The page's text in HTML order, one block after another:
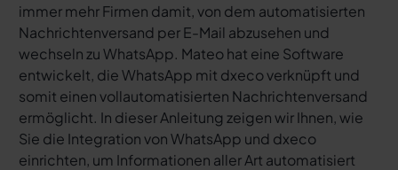
immer mehr Firmen damit, von dem automatisierten
Nachrichtenversand per E-Mail abzusehen und
wechseln zu WhatsApp. Mateo hat eine Software
entwickelt, die WhatsApp mit dxeco verknüpft und
somit einen vollautomatisierten Nachrichtenversand
ermöglicht. In dieser Anleitung zeigen wir Ihnen, wie
Sie die Integration von WhatsApp und dxeco
einrichten, um Informationen aller Art automatisiert